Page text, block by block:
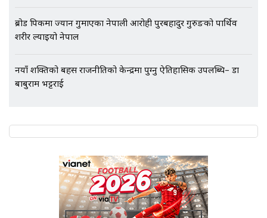
ब्रोड पिकमा ज्यान गुमाएका नेपाली आरोही पुरबहादुर गुरुङको पार्थिव
शरीर ल्याइयो नेपाल
नयाँ शक्तिको बहस राजनीतिको केन्द्रमा पुग्नु ऐतिहासिक उपलब्धि– डा
बाबुराम भट्टराई